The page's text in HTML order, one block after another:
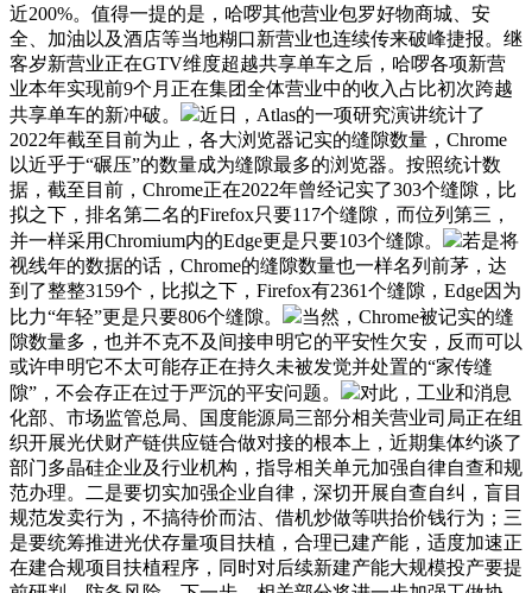
近200%。值得一提的是，哈啰其他营业包罗好物商城、安
全、加油以及酒店等当地糊口新营业也连续传来破峰捷报。继
客岁新营业正在GTV维度超越共享单车之后，哈啰各项新营
业本年实现前9个月正在集团全体营业中的收入占比初次跨越
共享单车的新冲破。
近日，Atlas的一项研究演讲统计了
2022年截至目前为止，各大浏览器记实的缝隙数量，Chrome
以近乎于“碾压”的数量成为缝隙最多的浏览器。按照统计数
据，截至目前，Chrome正在2022年曾经记实了303个缝隙，比
拟之下，排名第二名的Firefox只要117个缝隙，而位列第三，
并一样采用Chromium内的Edge更是只要103个缝隙。
若是将
视线年的数据的话，Chrome的缝隙数量也一样名列前茅，达
到了整整3159个，比拟之下，Firefox有2361个缝隙，Edge因为
比力“年轻”更是只要806个缝隙。
当然，Chrome被记实的缝
隙数量多，也并不克不及间接申明它的平安性欠安，反而可以
或许申明它不太可能存正在持久未被发觉并处置的“家传缝
隙”，不会存正在过于严沉的平安问题。
对此，工业和消息
化部、市场监管总局、国度能源局三部分相关营业司局正在组
织开展光伏财产链供应链合做对接的根本上，近期集体约谈了
部门多晶硅企业及行业机构，指导相关单元加强自律自查和规
范办理。二是要切实加强企业自律，深切开展自查自纠，盲目
规范发卖行为，不搞待价而沽、借机炒做等哄抬价钱行为；三
是要统筹推进光伏存量项目扶植，合理已建产能，适度加速正
在建合规项目扶植程序，同时对后续新建产能大规模投产要提